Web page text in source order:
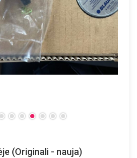
(Originali - nauja)